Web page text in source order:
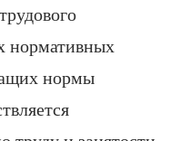
нормативных
нормы